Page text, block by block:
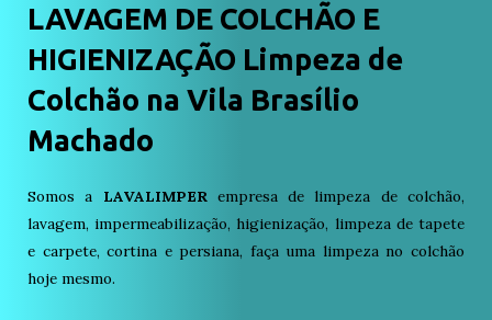
LAVAGEM DE COLCHÃO E
HIGIENIZAÇÃO Limpeza de
Colchão na Vila Brasílio
Machado
Somos a LAVALIMPER empresa de limpeza de colchão,
lavagem, impermeabilização, higienização, limpeza de tapete
e carpete, cortina e persiana, faça uma limpeza no colchão
hoje mesmo.